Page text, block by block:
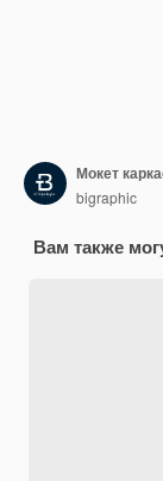
Мокет
bigraphic
Вам также